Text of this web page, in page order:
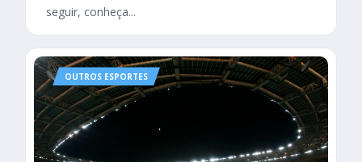
seguir, conheça...
OUTROS ESPORTES